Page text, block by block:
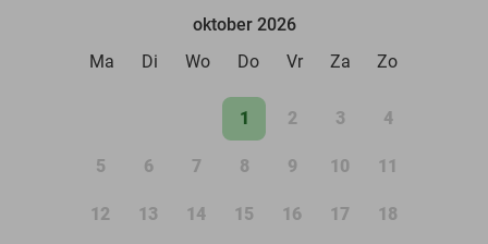
oktober 2026
Ma
Di Wo Do Vr Za Zo
1 2 3 4
5 6 7 8 9 10 11
12 13 14 15 16 17 18